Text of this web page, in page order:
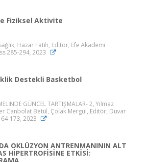
Fiziksel Aktivite
Hazar Fatih, Editör, Efe Akademi
294, 2023
Destekli Basketbol
GÜNCEL TARTIŞMALAR- 2, Yılmaz
Canbolat Betül, Çolak Mergül, Editör, Duvar
173, 2023
OKLÜZYON ANTRENMANININ ALT
HİPERTROFİSİNE ETKİSİ: